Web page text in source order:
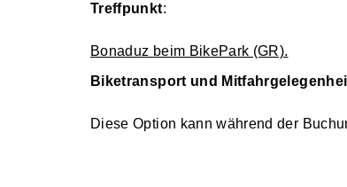
Treffpunkt:
Bonaduz beim BikePark (GR).
Biketransport und
Diese Option kann während der